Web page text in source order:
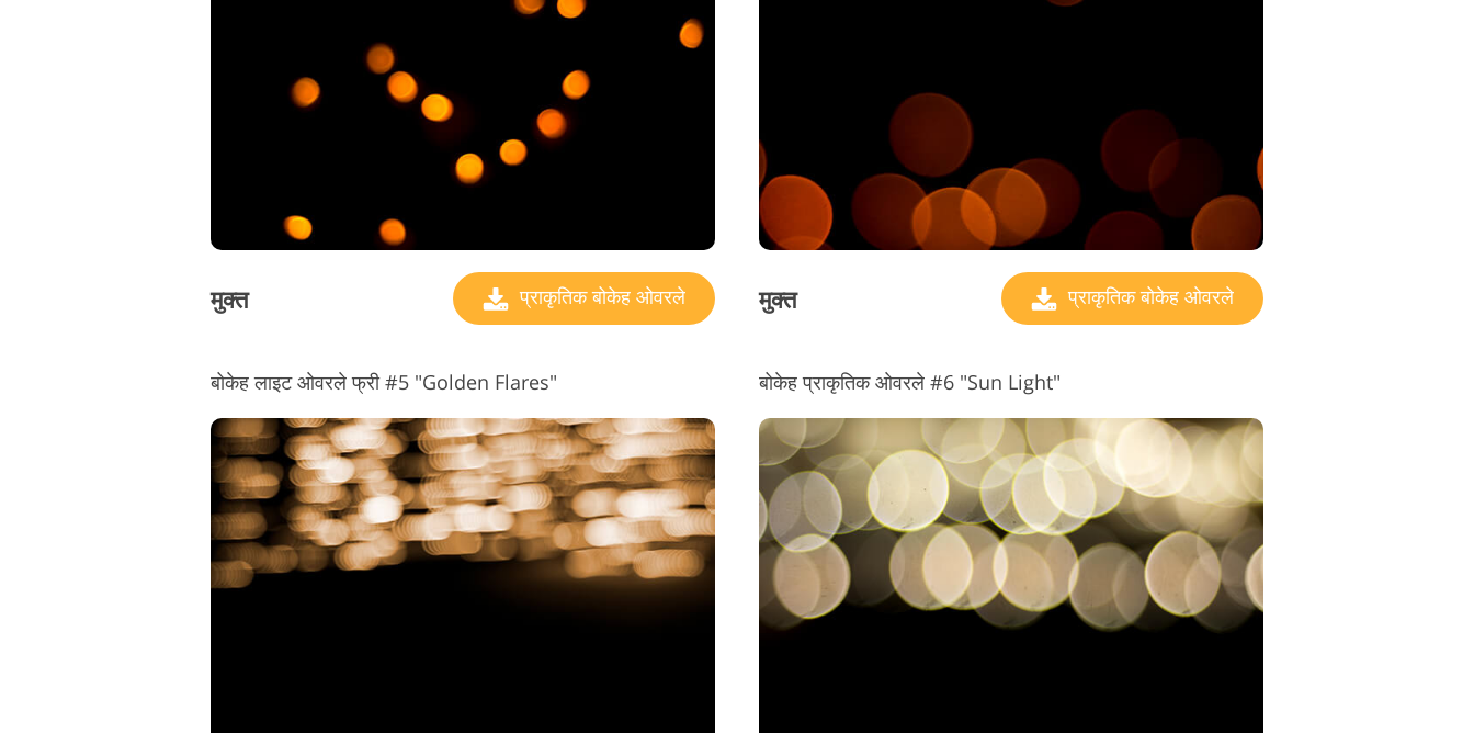
मुक्त प्राकृतिक बोकेह ओवरले मुक्त प्राकृतिक बोकेह ओवरले
बोकेह लाइट ओवरले फ्री #5 "Golden Flares" बोकेह प्राकृतिक ओवरले #6 "Sun Light"